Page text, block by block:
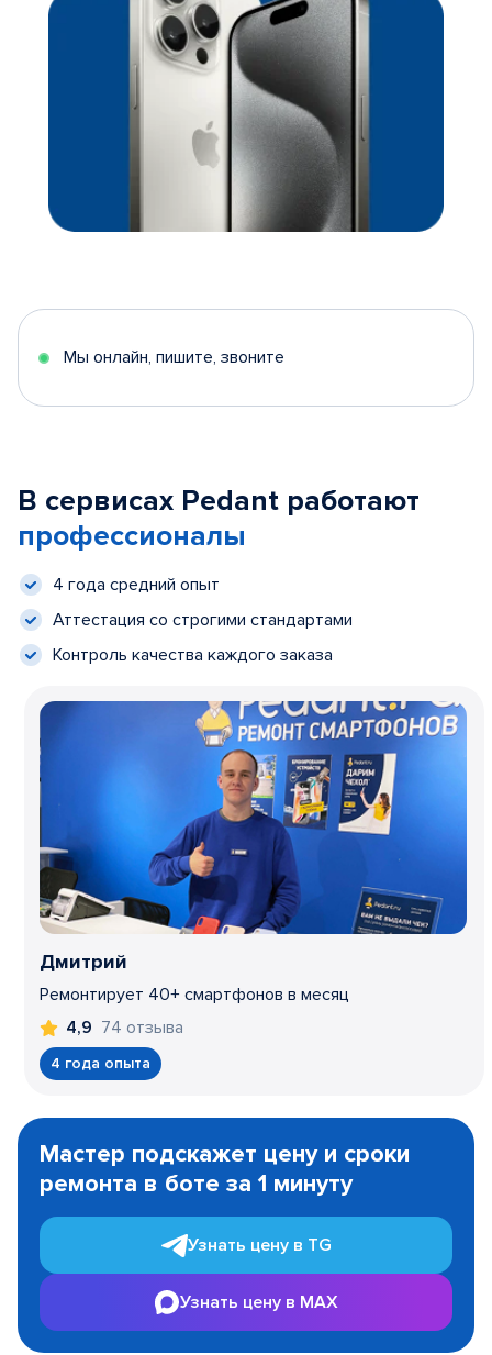
Мы онлайн, пишите, звоните
В сервисах Pedant работают
профессионалы
4 года средний опыт
Аттестация со строгими стандартами
Контроль качества каждого заказа
Дмитрий
Ремонтирует 40+ смартфонов в месяц
4,9 74 отзыва
4 года опыта
1
Мастер подскажет цену и сроки
ремонта в боте за 1 минуту
Узнать цену в TG
Узнать цену в MAX